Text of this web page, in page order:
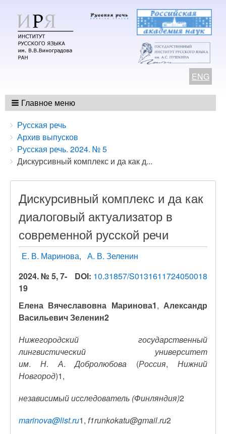
ENG
Главное меню
Breadcrumbs
You
are
here:
Русская речь
Архив выпусков
Русская речь. 2024. № 5
Дискурсивный комплекс и да как д...
Дискурсивный комплекс и да как
диалоговый актуализатор в
современной русской речи
Е. В. Маринова
А. В. Зеленин
DOI: 10.31857/S0131611724050018
2024. № 5, 7-
19
Елена Вячеславовна Маринова1,Александр
Васильевич Зеленин2
Нижегородский
государственный
лингвистический
университет
им. Н.А.Добролюбова (Россия,Нижний
Новгород)1,
независимый исследователь (Финляндия)2
marinova@list.ru1, f1runkokatu@gmail.ru2